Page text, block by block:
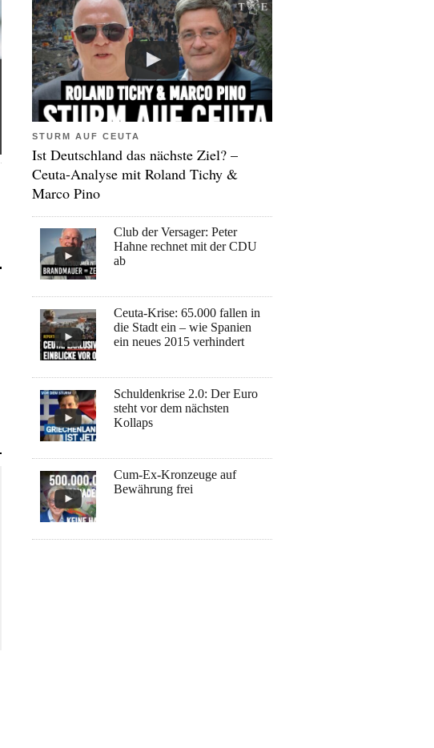
STURM AUF CEUTA
Ist Deutschland das nächste Ziel? –
Ceuta-Analyse mit Roland Tichy &
Marco Pino
Club der Versager: Peter
Hahne rechnet mit der CDU
ab
Ceuta-Krise: 65.000 fallen in
die Stadt ein – wie Spanien
ein neues 2015 verhindert
Schuldenkrise 2.0: Der Euro
steht vor dem nächsten
Kollaps
Cum-Ex-Kronzeuge auf
Bewährung frei